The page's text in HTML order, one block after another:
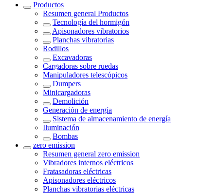
Productos
Resumen general Productos
Tecnología del hormigón
Apisonadores vibratorios
Planchas vibratorias
Rodillos
Excavadoras
Cargadoras sobre ruedas
Manipuladores telescópicos
Dumpers
Minicargadoras
Demolición
Generación de energía
Sistema de almacenamiento de energía
Iluminación
Bombas
zero emission
Resumen general zero emission
Vibradores internos eléctricos
Fratasadoras eléctricas
Apisonadores eléctricos
Planchas vibratorias eléctricas